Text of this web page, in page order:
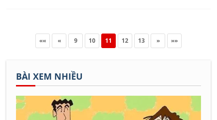
«« « 9 10 11 12 13 » »»
BÀI XEM NHIỀU